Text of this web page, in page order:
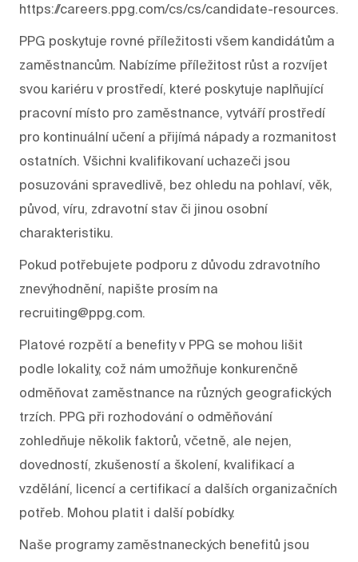
https://careers.ppg.com/cs/cs/candidate-resources.
PPG poskytuje rovné příležitosti všem kandidátům a
zaměstnancům. Nabízíme příležitost růst a rozvíjet
svou kariéru v prostředí, které poskytuje naplňující
pracovní místo pro zaměstnance, vytváří prostředí
pro kontinuální učení a přijímá nápady a rozmanitost
ostatních. Všichni kvalifikovaní uchazeči jsou
posuzováni spravedlivě, bez ohledu na pohlaví, věk,
původ, víru, zdravotní stav či jinou osobní
charakteristiku.
Pokud potřebujete podporu z důvodu zdravotního
znevýhodnění, napište prosím na
recruiting@ppg.com.
Platové rozpětí a benefity v PPG se mohou lišit
podle lokality, což nám umožňuje konkurenčně
odměňovat zaměstnance na různých geografických
trzích. PPG při rozhodování o odměňování
zohledňuje několik faktorů, včetně, ale nejen,
dovedností, zkušeností a školení, kvalifikací a
vzdělání, licencí a certifikací a dalších organizačních
potřeb. Mohou platit i další pobídky.
Naše programy zaměstnaneckých benefitů jsou